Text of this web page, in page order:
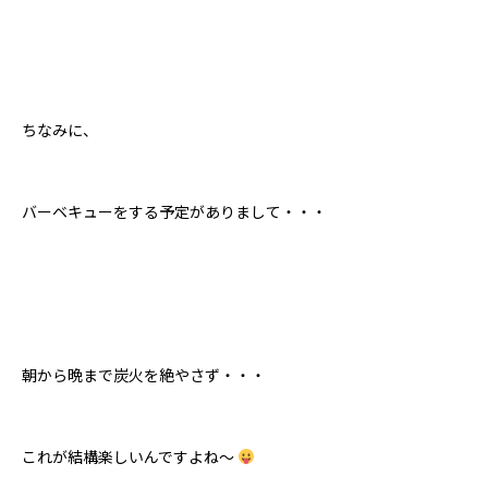
ちなみに、
バーベキューをする予定がありまして・・・
朝から晩まで炭火を絶やさず・・・
これが結構楽しいんですよね～